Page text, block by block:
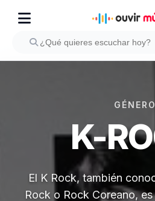
GÉNERO
K-
El K Rock, también
Rock o Rock Coreano,